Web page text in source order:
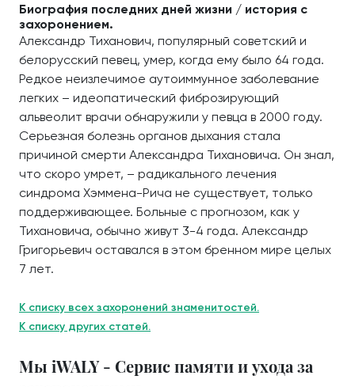
Биография последних дней жизни / история с
захоронением.
Александр Тиханович, популярный советский и
белорусский певец, умер, когда ему было 64 года.
Редкое неизлечимое аутоиммунное заболевание
легких – идеопатический фиброзирующий
альвеолит врачи обнаружили у певца в 2000 году.
Серьезная болезнь органов дыхания стала
причиной смерти Александра Тихановича. Он знал,
что скоро умрет, – радикального лечения
синдрома Хэммена-Рича не существует, только
поддерживающее. Больные с прогнозом, как у
Тихановича, обычно живут 3-4 года. Александр
Григорьевич оставался в этом бренном мире целых
7 лет.
К списку всех захоронений знаменитостей.
К списку других статей.
Мы iWALY - Сервис памяти и ухода за